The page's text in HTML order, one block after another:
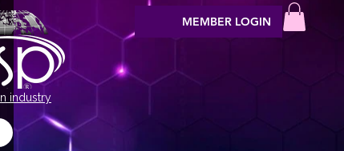
industry
MEMBER LOGIN